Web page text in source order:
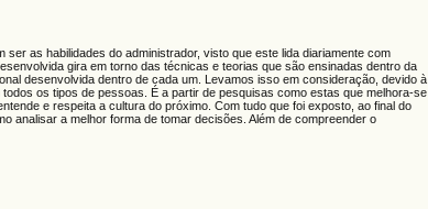
as habilidades do administrador, visto que este lida diariamente com
gira em torno das técnicas e teorias que são ensinadas dentro da
desenvolvida dentro de cada um. Levamos isso em consideração, devido à
os tipos de pessoas. É a partir de pesquisas como estas que melhora-se
e respeita a cultura do próximo. Com tudo que foi exposto, ao final do
analisar a melhor forma de tomar decisões. Além de compreender o